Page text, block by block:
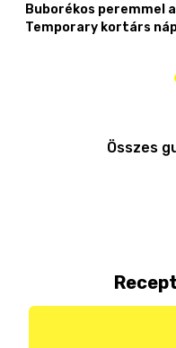
Buborékos peremmel
Temporary kortárs
Összes